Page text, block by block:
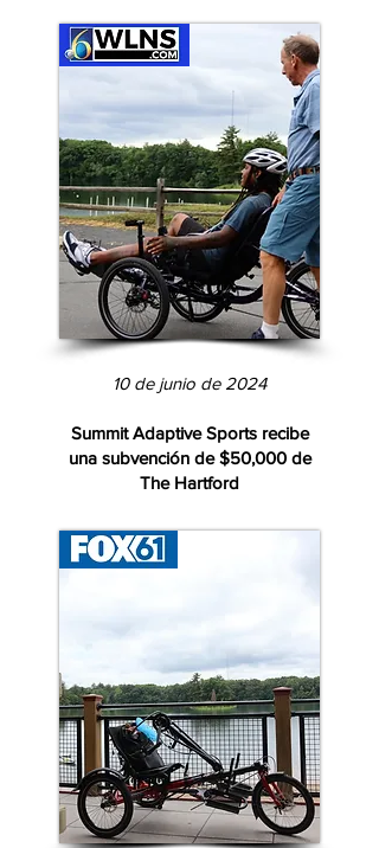
10 de junio de 2024
Summit Adaptive Sports recibe
una subvención de $50,000 de
The Hartford